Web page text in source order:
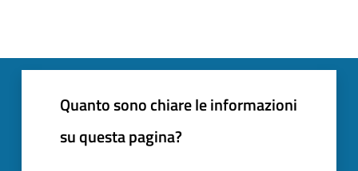
Quanto sono chiare le informazioni
su questa pagina?